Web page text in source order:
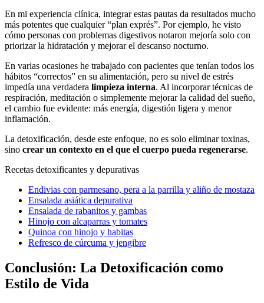
En mi experiencia clínica, integrar estas pautas da resultados mucho
más potentes que cualquier “plan exprés”. Por ejemplo, he visto
cómo personas con problemas digestivos notaron mejoría solo con
priorizar la hidratación y mejorar el descanso nocturno.
En varias ocasiones he trabajado con pacientes que tenían todos los
hábitos “correctos” en su alimentación, pero su nivel de estrés
impedía una verdadera limpieza interna. Al incorporar técnicas de
respiración, meditación o simplemente mejorar la calidad del sueño,
el cambio fue evidente: más energía, digestión ligera y menor
inflamación.
La detoxificación, desde este enfoque, no es solo eliminar toxinas,
sino crear un contexto en el que el cuerpo pueda regenerarse.
Recetas detoxificantes y depurativas
Endivias con parmesano, pera a la parrilla y aliño de mostaza
Ensalada asiática depurativa
Ensalada de rabanitos y gambas
Hinojo con alcaparras y tomates
Quinoa con hinojo y habitas
Refresco de cúrcuma y jengibre
Conclusión: La Detoxificación como
Estilo de Vida